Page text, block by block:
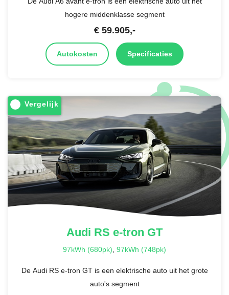
hogere middenklasse segment
€ 59.905,-
Autokosten Specificaties
Vergelijk
Audi RS e-tron GT
97kWh (680pk), 97kWh (748pk)
De Audi RS e-tron GT is een elektrische auto uit het grote
auto's segment